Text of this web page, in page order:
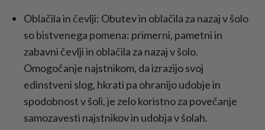
Oblačila in čevlji: Obutev in oblačila za nazaj v šolo
so bistvenega pomena: primerni, pametni in
zabavni čevlji in oblačila za nazaj v šolo.
Omogočanje najstnikom, da izrazijo svoj
edinstveni slog, hkrati pa ohranijo udobje in
spodobnost v šoli, je zelo koristno za povečanje
samozavesti najstnikov in udobja v šolah.